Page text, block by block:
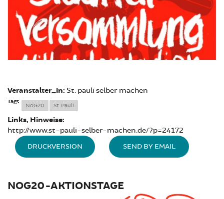
Veranstalter_in: St. pauli selber machen
Tags:
NoG20 St. Pauli
Links, Hinweise:
http://www.st-pauli-selber-machen.de/?p=24172
DRUCKVERSION SEND BY EMAIL
NOG20-AKTIONSTAGE